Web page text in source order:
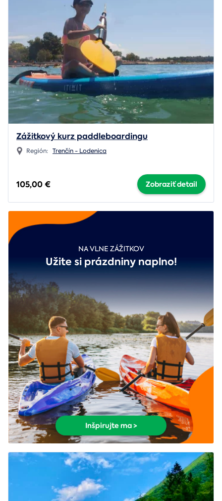
Zážitkový kurz paddleboardingu
Región: Trenčín - Lodenica
105,00 € Zobraziť detail
NA VLNE ZÁŽITKOV
Užite si prázdniny naplno!
Inšpirujte ma >